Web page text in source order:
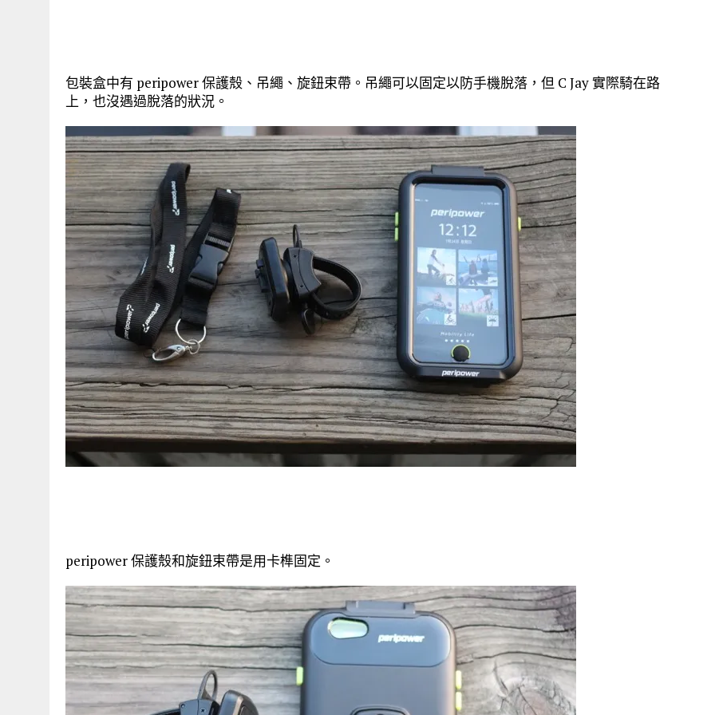
包裝盒中有 peripower 保護殼、吊繩、旋鈕束帶。吊繩可以固定以防手機脫落，但 C Jay 實際騎在路
上，也沒遇過脫落的狀況。
peripower 保護殼和旋鈕束帶是用卡榫固定。